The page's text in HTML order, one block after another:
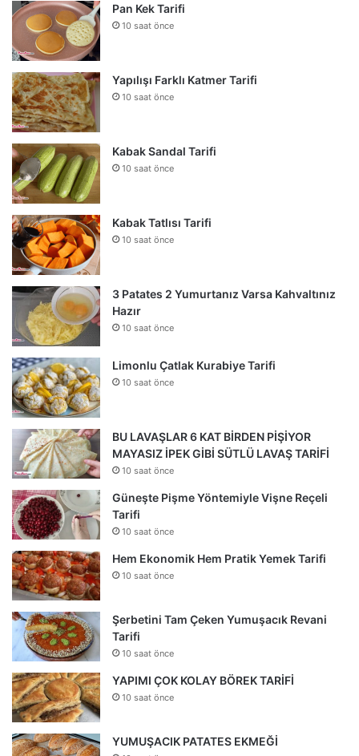
Pan Kek Tarifi
10 saat önce
Yapılışı Farklı Katmer Tarifi
10 saat önce
Kabak Sandal Tarifi
10 saat önce
Kabak Tatlısı Tarifi
10 saat önce
3 Patates 2 Yumurtanız Varsa Kahvaltınız
Hazır
10 saat önce
Limonlu Çatlak Kurabiye Tarifi
10 saat önce
BU LAVAŞLAR 6 KAT BİRDEN PİŞİYOR
MAYASIZ İPEK GİBİ SÜTLÜ LAVAŞ TARİFİ
10 saat önce
Güneşte Pişme Yöntemiyle Vişne Reçeli
Tarifi
10 saat önce
Hem Ekonomik Hem Pratik Yemek Tarifi
10 saat önce
Şerbetini Tam Çeken Yumuşacık Revani
Tarifi
10 saat önce
YAPIMI ÇOK KOLAY BÖREK TARİFİ
10 saat önce
YUMUŞACIK PATATES EKMEĞİ